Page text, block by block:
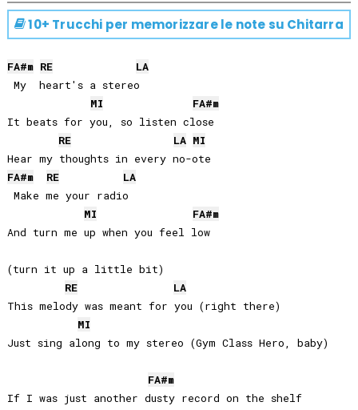
10+ Trucchi per memorizzare le note su Chitarra
FA#m RE
LA
My  heart's a stereo
MI
FA#m
It beats for you, so listen close
RE
LA MI
FA#m RE
LA
Make me your radio
MI
FA#m
And turn me up when you feel low
(turn it up a little bit)
RE
LA
This melody was meant for you (right there)
MI
Just sing along to my stereo (Gym Class Hero, baby)
FA#m
If I was just another dusty record on the shelf